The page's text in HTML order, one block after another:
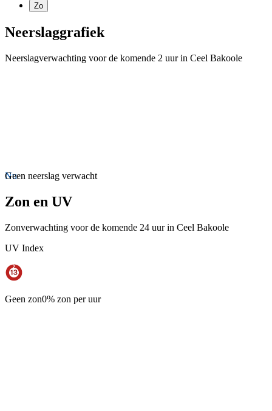
Zo
Neerslaggrafiek
Neerslagverwachting voor de komende 2 uur in Ceel Bakoole
Nu
Geen neerslag verwacht
Zon en UV
Zonverwachting voor de komende 24 uur in Ceel Bakoole
UV Index
Geen zon0% zon per uur